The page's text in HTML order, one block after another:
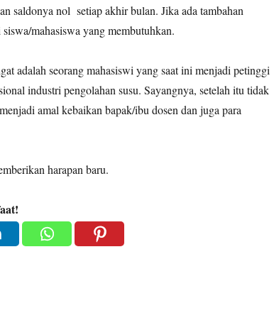
saldonya nol setiap akhir bulan. Jika ada tambahan
mahasiswa yang membutuhkan.
adalah seorang mahasiswi yang saat ini menjadi petinggi
industri pengolahan susu. Sayangnya, setelah itu tidak
amal kebaikan bapak/ibu dosen dan juga para
harapan baru.